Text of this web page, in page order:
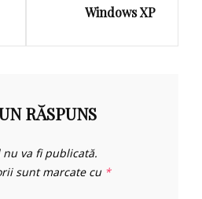
Windows XP
RĂSPUNS
va fi publicată.
sunt marcate cu *